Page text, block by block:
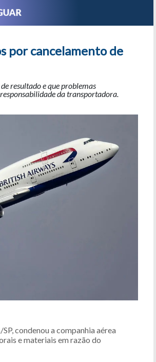
por cancelamento de
resultado e que problemas
da transportadora.
condenou a companhia aérea
e materiais em razão do